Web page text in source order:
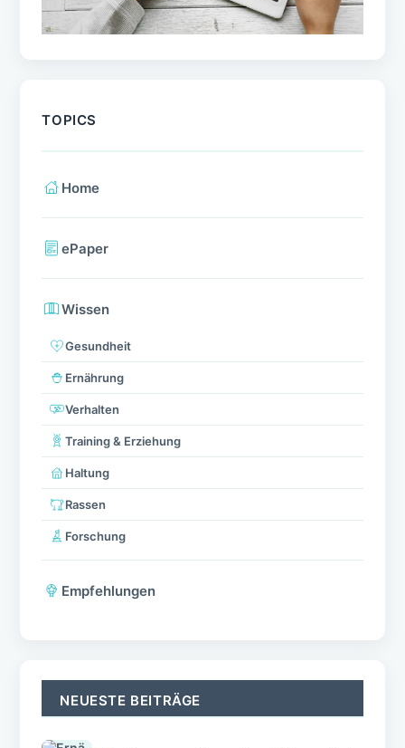
TOPICS
Home
ePaper
Wissen
Gesundheit
Ernährung
Verhalten
Training & Erziehung
Haltung
Rassen
Forschung
Empfehlungen
NEUESTE BEITRÄGE